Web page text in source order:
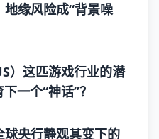
缘风险成“背景噪
）这匹游戏行业的潜
一个“神话”？
央行静观其变下的